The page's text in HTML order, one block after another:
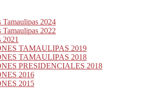
Tamaulipas 2024
Tamaulipas 2022
2021
TAMAULIPAS 2019
TAMAULIPAS 2018
PRESIDENCIALES 2018
2016
2015